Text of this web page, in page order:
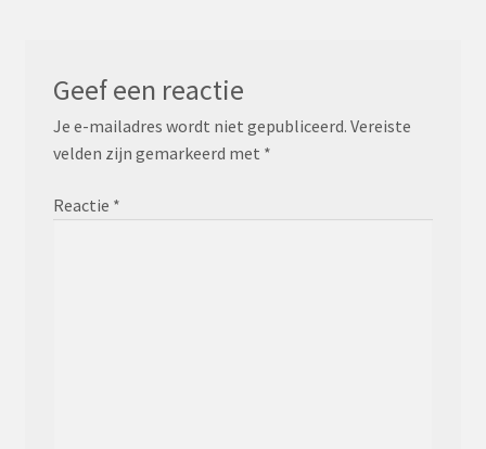
Geef een reactie
Je e-mailadres wordt niet gepubliceerd. Vereiste
velden zijn gemarkeerd met *
Reactie *